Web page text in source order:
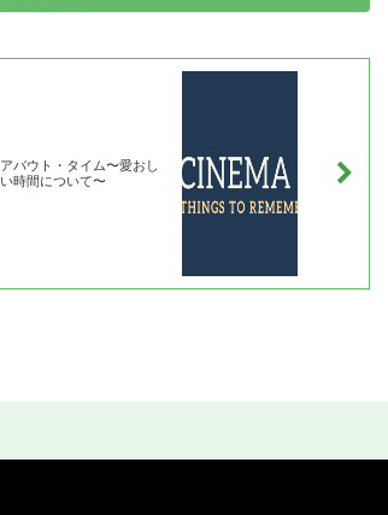
アバウト・タイム〜愛おし
い時間について〜